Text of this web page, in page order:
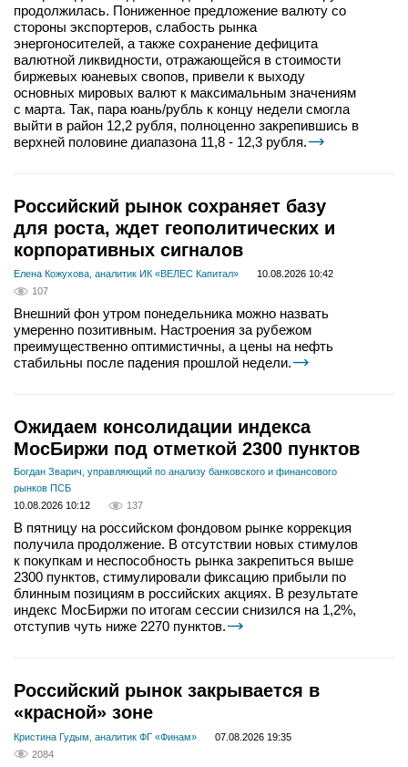
продолжилась. Пониженное предложение валюту со
стороны экспортеров, слабость рынка
энергоносителей, а также сохранение дефицита
валютной ликвидности, отражающейся в стоимости
биржевых юаневых свопов, привели к выходу
основных мировых валют к максимальным значениям
с марта. Так, пара юань/рубль к концу недели смогла
выйти в район 12,2 рубля, полноценно закрепившись в
верхней половине диапазона 11,8 - 12,3 рубля.
Российский рынок сохраняет базу
для роста, ждет геополитических и
корпоративных сигналов
Елена Кожухова, аналитик ИК «ВЕЛЕС Капитал»
10.08.2026 10:42
107
Внешний фон утром понедельника можно назвать
умеренно позитивным. Настроения за рубежом
преимущественно оптимистичны, а цены на нефть
стабильны после падения прошлой недели.
Ожидаем консолидации индекса
МосБиржи под отметкой 2300 пунктов
Богдан Зварич, управляющий по анализу банковского и финансового
рынков ПСБ
10.08.2026 10:12
137
В пятницу на российском фондовом рынке коррекция
получила продолжение. В отсутствии новых стимулов
к покупкам и неспособность рынка закрепиться выше
2300 пунктов, стимулировали фиксацию прибыли по
блинным позициям в российских акциях. В результате
индекс МосБиржи по итогам сессии снизился на 1,2%,
отступив чуть ниже 2270 пунктов.
Российский рынок закрывается в
«красной» зоне
Кристина Гудым, аналитик ФГ «Финам»
07.08.2026 19:35
2084